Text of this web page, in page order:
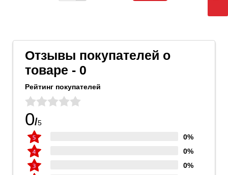
Отзывы покупателей о
товаре - 0
Рейтинг покупателей
0/5
0%
0%
0%